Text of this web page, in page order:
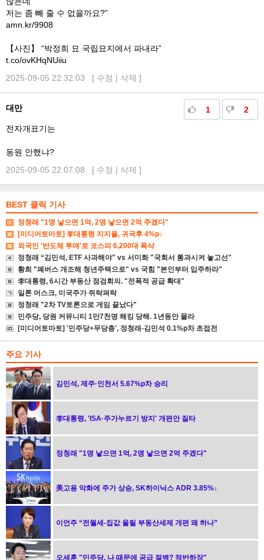
저는 좀 빼 줄 수 없을까요?”
amn.kr/9908
【사진】 “박정희 묘 국립묘지에서 파내라”
t.co/ovKHqNUiiu
2025-09-05 22:32:03 [ 수정 | 삭제 ]
1 2
대만
전자개표기는
동원 안했냐?
2025-09-05 22:07:08 [ 수정 | 삭제 ]
BEST 클릭 기사
정청래 "1명 낳으면 1억, 2명 낳으면 2억 주겠다"
[미디어토마토] 李대통령 지지율, 귀국후 4%p↓
외국인 '반도체 투매'로 코스피 6,200대 폭삭
정청래 “김민석, ETF 사과해야" vs 서미화 "국회서 통과시켜 놓고선"
황희 "폐버스 개조해 청년주택으로" vs 국힘 "본인부터 입주하라"
李대통령, 6시간 부동산 점검회의. "전폭적 공급 확대"
일론 머스크, 미국주가 쥐락펴락
정청래 "2차 TV토론으로 게임 끝났다"
민주당, 당원 커뮤니티 1만7천명 해킹 당해. 1년동안 몰라
[미디어토마토] '민주당+무당층', 정청래-김민석 0.1%p차 초접전
주요 기사
김민석, 제주·인천서 5.67%p차 승리
李대통령, 'ISA·주가누르기 방지' 개편안 질타
정청래 "1명 낳으면 1억, 2명 낳으면 2억 주겠다"
美고용 악화에 주가 상승, SK하이닉스 ADR 3.85%↓
이언주 “전월세-집값 올릴 부동산세제 개편 왜 하나”
오세훈 "민주당, 나 때문에 공급 절벽? 적반하장"